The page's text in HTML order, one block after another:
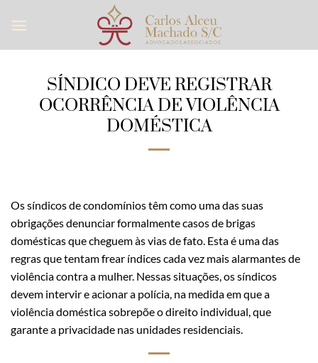
SÍNDICO DEVE REGISTRAR
OCORRÊNCIA DE VIOLÊNCIA
DOMÉSTICA
Os síndicos de condomínios têm como uma das suas
obrigações denunciar formalmente casos de brigas
domésticas que cheguem às vias de fato. Esta é uma das
regras que tentam frear índices cada vez mais alarmantes de
violência contra a mulher. Nessas situações, os síndicos
devem intervir e acionar a polícia, na medida em que a
violência doméstica sobrepõe o direito individual, que
garante a privacidade nas unidades residenciais.